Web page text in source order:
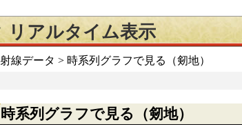
リアルタイム表示
線データ > 時系列グラフで見る（剱地）
時系列グラフで見る（剱地）